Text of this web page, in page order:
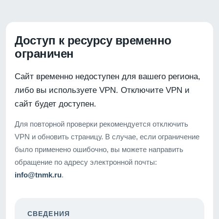
Доступ к ресурсу временно
ограничен
Сайт временно недоступен для вашего региона,
либо вы используете VPN. Отключите VPN и
сайт будет доступен.
Для повторной проверки рекомендуется отключить
VPN и обновить страницу. В случае, если ограничение
было применено ошибочно, вы можете направить
обращение по адресу электронной почты:
info@tnmk.ru.
СВЕДЕНИЯ